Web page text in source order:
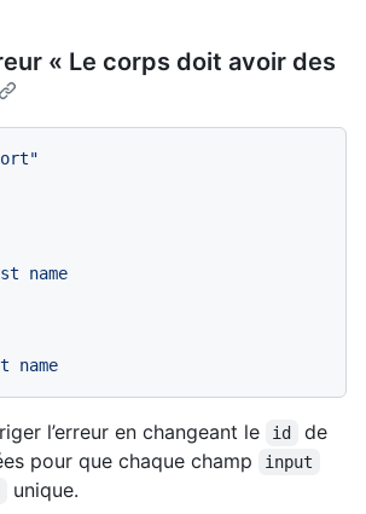
« Le corps doit avoir des
name
name
l’erreur en changeant le id
de
pour que chaque champ
input
unique.